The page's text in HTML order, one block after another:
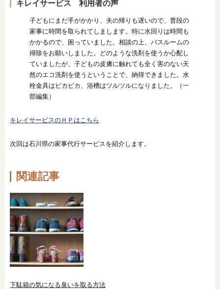
キレイサービス 利用者の声
子どもにまだ手がかかり、夫の帰りも遅いので、普段の
家事に時間を取られてしまします。特に水回りは時間も
かかるので、困っていました。相談の上、バスルームの
掃除をお願いしました。どのような洗剤を使うか心配し
ていましたが、子どもの皮膚に触れても全く害のない天
然のエコ洗剤を使うということで、納得できました。水
栓金具はピカピカ、浴槽はツルツルになりました。（一
部編集）
キレイサービスのＨＰはこちら
次回は石川県の家事代行サービスを紹介します。
関連記事
下駄箱の気になる臭いを取る方法